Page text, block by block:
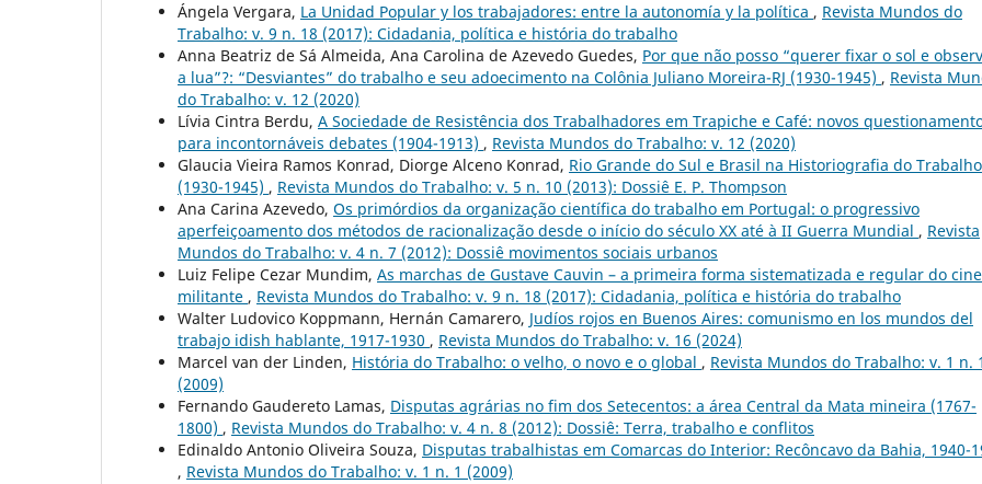
Ángela Vergara, La Unidad Popular y los trabajadores: entre la autonomía y la política , Revista Mundos do
Trabalho: v. 9 n. 18 (2017): Cidadania, política e história do trabalho
Anna Beatriz de Sá Almeida, Ana Carolina de Azevedo Guedes, Por que não posso “querer fixar o sol e
a lua”?: “Desviantes” do trabalho e seu adoecimento na Colônia Juliano Moreira-RJ (1930-1945) , Revista
do Trabalho: v. 12 (2020)
Lívia Cintra Berdu, A Sociedade de Resistência dos Trabalhadores em Trapiche e Café: novos
para incontornáveis debates (1904-1913) , Revista Mundos do Trabalho: v. 12 (2020)
Glaucia Vieira Ramos Konrad, Diorge Alceno Konrad, Rio Grande do Sul e Brasil na Historiografia do Trabalho
(1930-1945) , Revista Mundos do Trabalho: v. 5 n. 10 (2013): Dossiê E. P. Thompson
Ana Carina Azevedo, Os primórdios da organização científica do trabalho em Portugal: o progressivo
aperfeiçoamento dos métodos de racionalização desde o início do século XX até à II Guerra Mundial , Revista
Mundos do Trabalho: v. 4 n. 7 (2012): Dossiê movimentos sociais urbanos
Luiz Felipe Cezar Mundim, As marchas de Gustave Cauvin – a primeira forma sistematizada e regular do
militante , Revista Mundos do Trabalho: v. 9 n. 18 (2017): Cidadania, política e história do trabalho
Walter Ludovico Koppmann, Hernán Camarero, Judíos rojos en Buenos Aires: comunismo en los mundos del
trabajo idish hablante, 1917-1930 , Revista Mundos do Trabalho: v. 16 (2024)
Marcel van der Linden, História do Trabalho: o velho, o novo e o global , Revista Mundos do Trabalho: v. 1 n. 1
(2009)
Fernando Gaudereto Lamas, Disputas agrárias no fim dos Setecentos: a área Central da Mata mineira (1767-
1800) , Revista Mundos do Trabalho: v. 4 n. 8 (2012): Dossiê: Terra, trabalho e conflitos
Edinaldo Antonio Oliveira Souza, Disputas trabalhistas em Comarcas do Interior: Recôncavo da Bahia, 1940-
, Revista Mundos do Trabalho: v. 1 n. 1 (2009)